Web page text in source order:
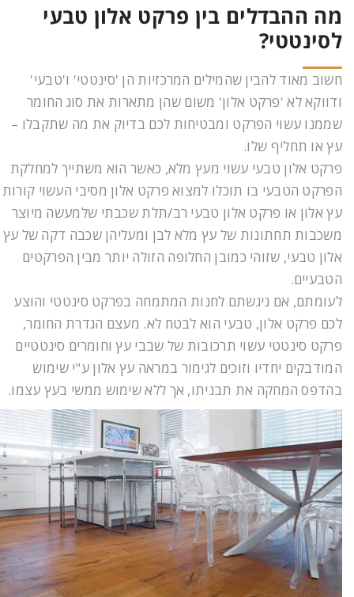
מה ההבדלים בין פרקט אלון טבעי
לסינטטי?
חשוב מאוד להבין שהמילים המרכזיות הן 'סינטטי' ו'טבעי'
ודווקא לא 'פרקט אלון' משום שהן מתארות את סוג החומר
שממנו עשוי הפרקט ומבטיחות לכם בדיוק את מה שתקבלו –
עץ או תחליף שלו.
פרקט אלון טבעי עשוי מעץ מלא, כאשר הוא משתייך למחלקת
הפרקט הטבעי בו תוכלו למצוא פרקט אלון מסיבי העשוי קורות
עץ אלון או פרקט אלון טבעי רב/תלת שכבתי שלמעשה מיוצר
משכבות תחתונות של עץ מלא לבן ומעליהן שכבה דקה של עץ
אלון טבעי, שזוהי כמובן החלופה הזולה יותר מבין הפרקטים
הטבעיים.
לעומתם, אם ניגשתם לחנות המתמחה בפרקט סינטטי והוצע
לכם פרקט אלון, טבעי הוא לבטח לא. מעצם הגדרת החומר,
פרקט סינטטי עשוי תרכובות של שבבי עץ וחומרים סינטטיים
המודבקים יחדיו וזוכים לגימור במראה עץ אלון ע"י שימוש
בהדפס המחקה את תבניתו, אך ללא שימוש ממשי בעץ עצמו.